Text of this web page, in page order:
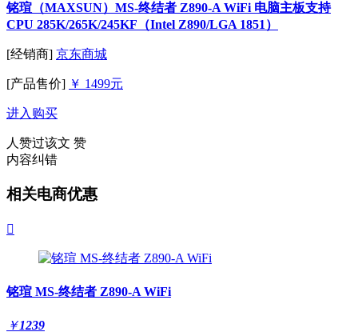
铭瑄（MAXSUN）MS-终结者 Z890-A WiFi 电脑主板支持
CPU 285K/265K/245KF（Intel Z890/LGA 1851）
[经销商] 京东商城
[产品售价] ￥ 1499元
进入购买
人赞过该文 赞
内容纠错
相关电商优惠

铭瑄 MS-终结者 Z890-A WiFi
￥1239